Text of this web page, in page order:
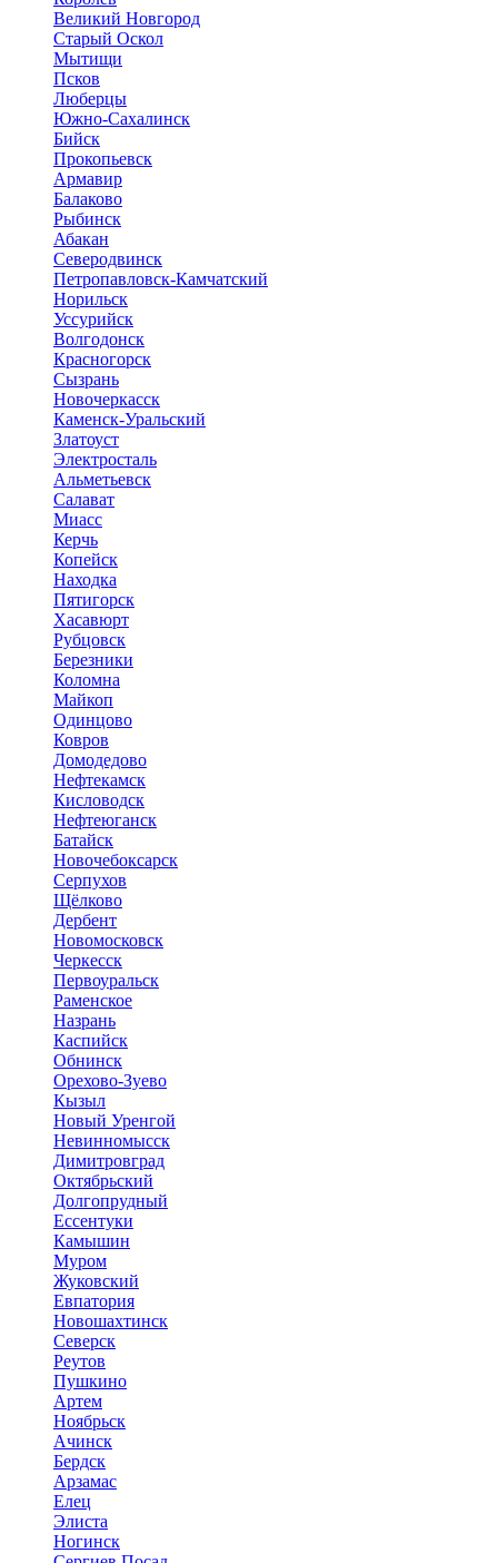
Великий Новгород
Старый Оскол
Мытищи
Псков
Люберцы
Южно-Сахалинск
Бийск
Прокопьевск
Армавир
Балаково
Рыбинск
Абакан
Северодвинск
Петропавловск-Камчатский
Норильск
Уссурийск
Волгодонск
Красногорск
Сызрань
Новочеркасск
Каменск-Уральский
Златоуст
Электросталь
Альметьевск
Салават
Миасс
Керчь
Копейск
Находка
Пятигорск
Хасавюрт
Рубцовск
Березники
Коломна
Майкоп
Одинцово
Ковров
Домодедово
Нефтекамск
Кисловодск
Нефтеюганск
Батайск
Новочебоксарск
Серпухов
Щёлково
Дербент
Новомосковск
Черкесск
Первоуральск
Раменское
Назрань
Каспийск
Обнинск
Орехово-Зуево
Кызыл
Новый Уренгой
Невинномысск
Димитровград
Октябрьский
Долгопрудный
Ессентуки
Камышин
Муром
Жуковский
Евпатория
Новошахтинск
Северск
Реутов
Пушкино
Артем
Ноябрьск
Ачинск
Бердск
Арзамас
Елец
Элиста
Ногинск